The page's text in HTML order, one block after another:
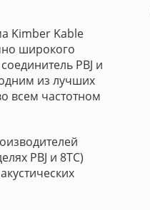
Kimber Kable
широкого
PBJ и
из лучших
всем частотном
PBJ и 8TC)